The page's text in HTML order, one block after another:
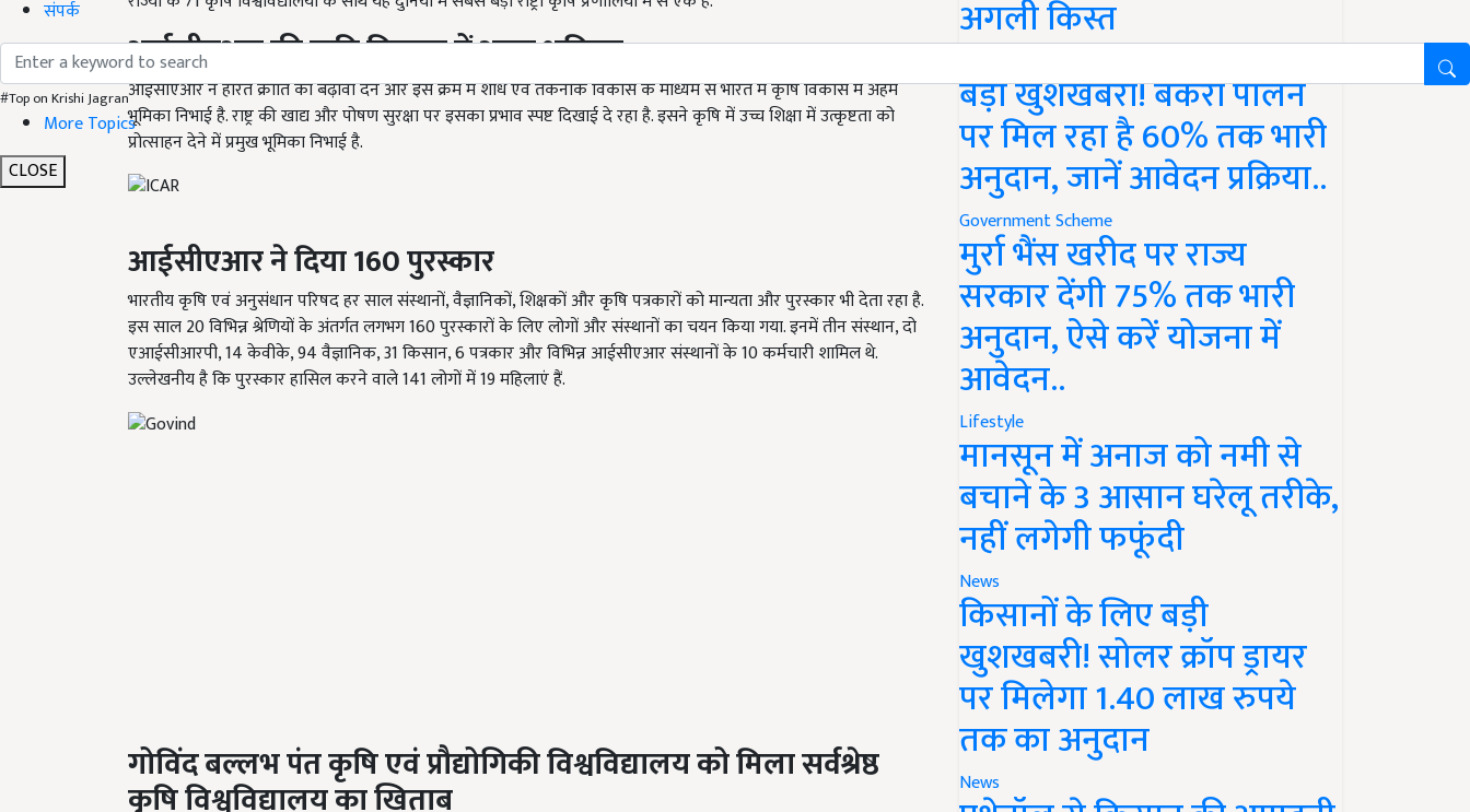
संपर्क
#Top on Krishi Jagran
More Topics
CLOSE
आईसीएआरकीकृषि विकास में अहम भूमिका
आईसीएआर ने हरित क्रांति को बढ़ावा देने और इस क्रम में शोध एवं तकनीक विकास के माध्यम से भारत में कृषि विकास में अहम
भूमिका निभाई है. राष्ट्र की खाद्य और पोषण सुरक्षा पर इसका प्रभाव स्पष्ट दिखाई दे रहा है. इसने कृषि में उच्च शिक्षा में उत्कृष्टता को
प्रोत्साहन देने में प्रमुख भूमिका निभाई है.
आईसीएआर ने दिया 160 पुरस्कार
भारतीय कृषि एवं अनुसंधान परिषद हर साल संस्थानों, वैज्ञानिकों, शिक्षकों और कृषि पत्रकारों को मान्यता और पुरस्कार भी देता रहा है.
इस साल 20 विभिन्न श्रेणियों के अंतर्गत लगभग 160 पुरस्कारों के लिए लोगों और संस्थानों का चयन किया गया. इनमें तीन संस्थान, दो
एआईसीआरपी, 14 केवीके, 94 वैज्ञानिक, 31 किसान, 6 पत्रकार और विभिन्न आईसीएआर संस्थानों के 10 कर्मचारी शामिल थे.
उल्लेखनीय है कि पुरस्कार हासिल करने वाले 141 लोगों में 19 महिलाएं हैं.
गोविंद बल्लभ पंत कृषि एवं प्रौद्योगिकी विश्वविद्यालय को मिला सर्वश्रेष्ठ
कृषि विश्वविद्यालय का खिताब
अगली किस्त
बड़ी खुशखबरी! बकरी पालन
पर मिल रहा है 60% तक भारी
अनुदान, जानें आवेदन प्रक्रिया..
Government Scheme
मुर्रा भैंस खरीद पर राज्य
सरकार देंगी 75% तक भारी
अनुदान, ऐसे करें योजना में
आवेदन..
Lifestyle
मानसून में अनाज को नमी से
बचाने के 3 आसान घरेलू तरीके,
नहीं लगेगी फफूंदी
News
किसानों के लिए बड़ी
खुशखबरी! सोलर क्रॉप ड्रायर
पर मिलेगा 1.40 लाख रुपये
तक का अनुदान
News